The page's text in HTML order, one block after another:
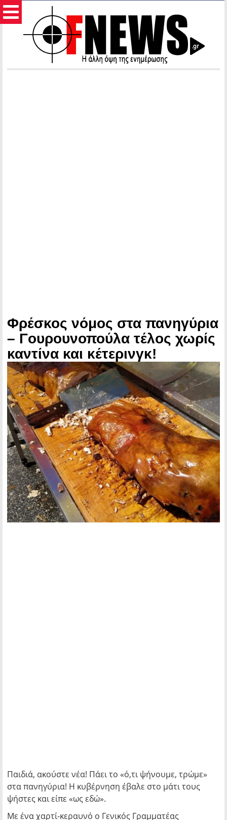
Φρέσκος νόμος στα πανηγύρια
– Γουρουνοπούλα τέλος χωρίς
καντίνα και κέτερινγκ!
Παιδιά, ακούστε νέα! Πάει το «ό,τι ψήνουμε, τρώμε»
στα πανηγύρια! Η κυβέρνηση έβαλε στο μάτι τους
ψήστες και είπε «ως εδώ».
Με ένα χαρτί-κεραυνό ο Γενικός Γραμματέας